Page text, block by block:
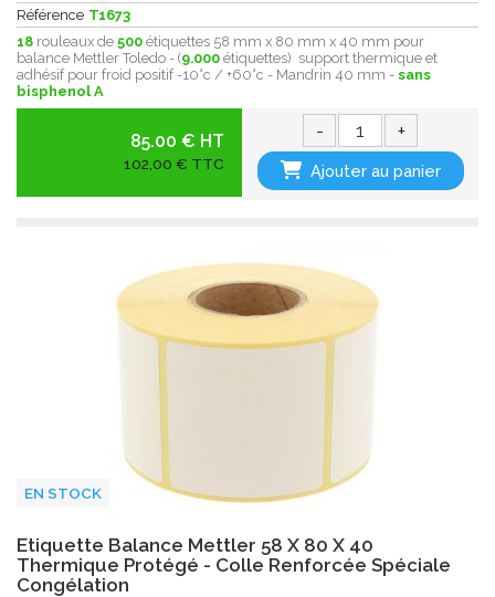
Référence T1673
18 rouleaux de 500 étiquettes 58 mm x 80 mm x 40 mm pour
balance Mettler Toledo - (9.000 étiquettes) support thermique et
adhésif pour froid positif -10°c / +60°c - Mandrin 40 mm - sans
bisphenol A
85.00 € HT
102,00 € TTC
- +
Ajouter au panier
EN STOCK
Etiquette Balance Mettler 58 X 80 X 40
Thermique Protégé - Colle Renforcée Spéciale
Congélation